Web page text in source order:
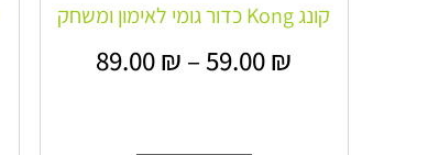
קונג Kong כדור גומי לאימון ומשחק
59.00₪
–
89.00₪